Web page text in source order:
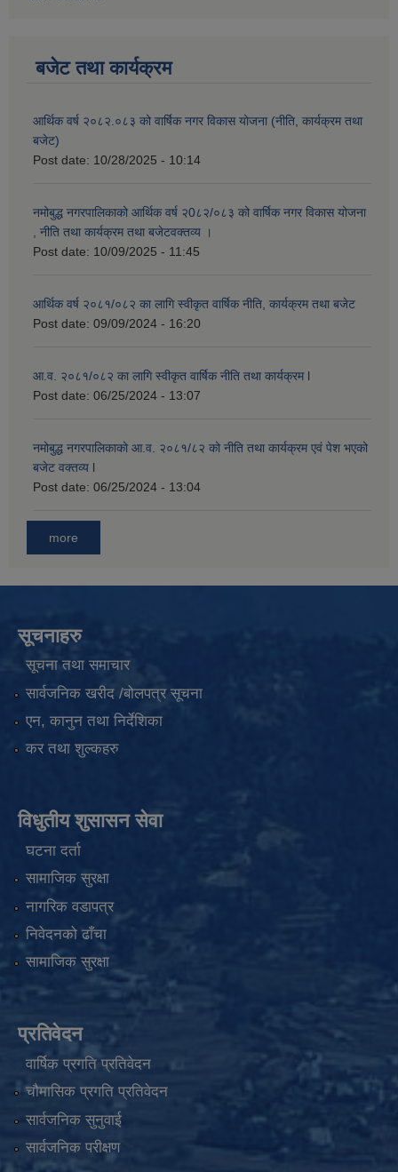
बजेट तथा कार्यक्रम
आर्थिक वर्ष २०८२.०८३ को वार्षिक नगर विकास योजना (नीति, कार्यक्रम तथा
बजेट)
Post date: 10/28/2025 - 10:14
नमोबुद्ध नगरपालिकाको आर्थिक वर्ष २0८२/०८३ को वार्षिक नगर विकास योजना
, नीति तथा कार्यक्रम तथा बजेटवक्तव्य ।
Post date: 10/09/2025 - 11:45
आर्थिक वर्ष २०८१/०८२ का लागि स्वीकृत वार्षिक नीति, कार्यक्रम तथा बजेट
Post date: 09/09/2024 - 16:20
आ.व. २०८१/०८२ का लागि स्वीकृत वार्षिक नीति तथा कार्यक्रम l
Post date: 06/25/2024 - 13:07
नमोबुद्ध नगरपालिकाको आ‍.व. २०८१/८२ को नीति तथा कार्यक्रम एवं पेश भएको
बजेट वक्तव्य l
Post date: 06/25/2024 - 13:04
more
सूचनाहरु
सूचना तथा समाचार
सार्वजनिक खरीद /बोलपत्र सूचना
एन, कानुन तथा निर्देशिका
कर तथा शुल्कहरु
विधुतीय शुसासन सेवा
घटना दर्ता
सामाजिक सुरक्षा
नागरिक वडापत्र
निवेदनको ढाँचा
सामाजिक सुरक्षा
प्रतिवेदन
वार्षिक प्रगति प्रतिवेदन
चौमासिक प्रगति प्रतिवेदन
सार्वजनिक सुनुवाई
सार्वजनिक परीक्षण